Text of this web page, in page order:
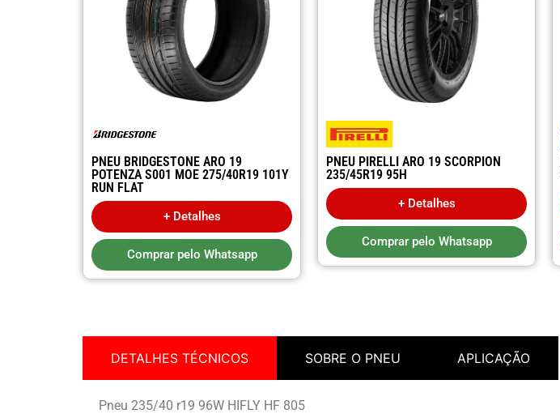
PNEU BRIDGESTONE ARO 19
POTENZA S001 MOE 275/40R19 101Y
RUN FLAT
+ Detalhes
Comprar pelo Whatsapp
PNEU PIRELLI ARO 19 SCORPION
235/45R19 95H
+ Detalhes
Comprar pelo Whatsapp
DETALHES TÉCNICOS SOBRE O PNEU APLICAÇÃO
Pneu 235/40 r19 96W HIFLY HF 805